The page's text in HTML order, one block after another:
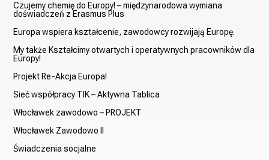
Czujemy chemię do Europy! – międzynarodowa wymiana
doświadczeń z Erasmus Plus
Europa wspiera kształcenie, zawodowcy rozwijają Europę.
My także Kształcimy otwartych i operatywnych pracowników dla
Europy!
Projekt Re-Akcja Europa!
Sieć współpracy TIK – Aktywna Tablica
Włocławek zawodowo – PROJEKT
Włocławek Zawodowo II
Świadczenia socjalne